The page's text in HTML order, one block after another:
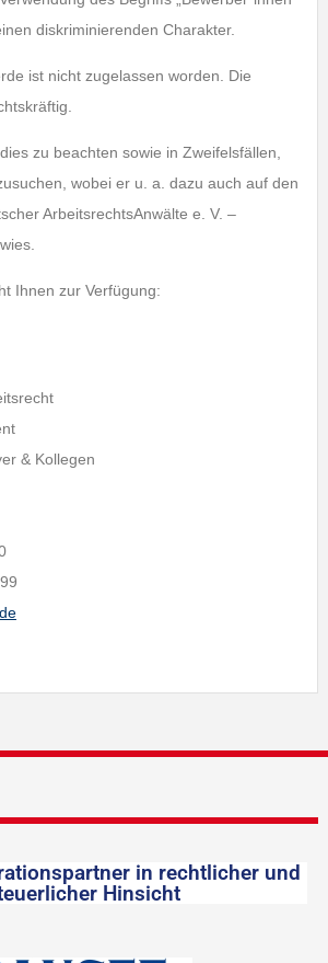
diskriminierenden Charakter.
ist nicht zugelassen worden. Die
zu beachten sowie in Zweifelsfällen,
wobei er u. a. dazu auch auf den
ArbeitsrechtsAnwälte e. V. –
Ihnen zur Verfügung:
& Kollegen
in rechtlicher und
Hinsicht